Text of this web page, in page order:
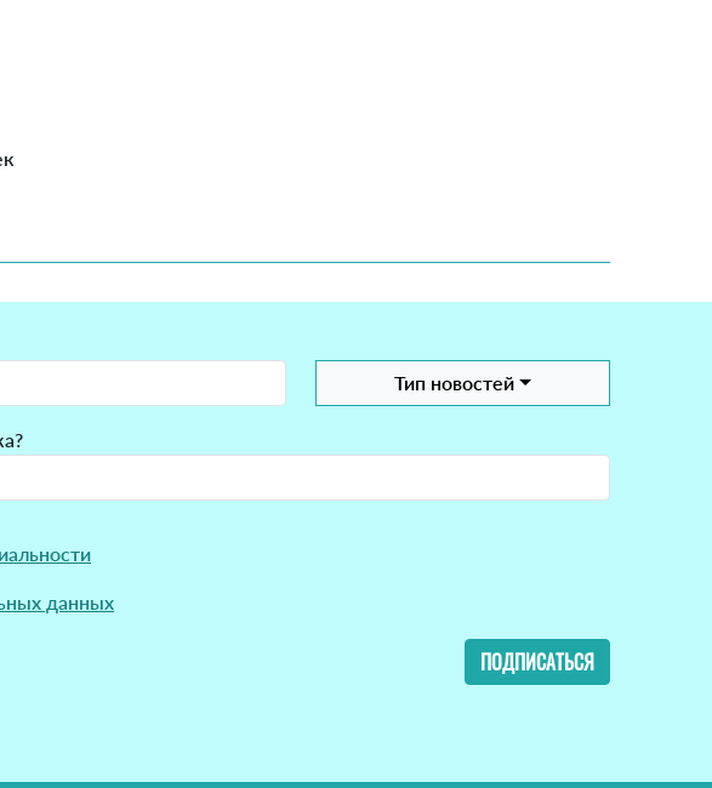
Тип новостей
данных
ПОДПИСАТЬСЯ